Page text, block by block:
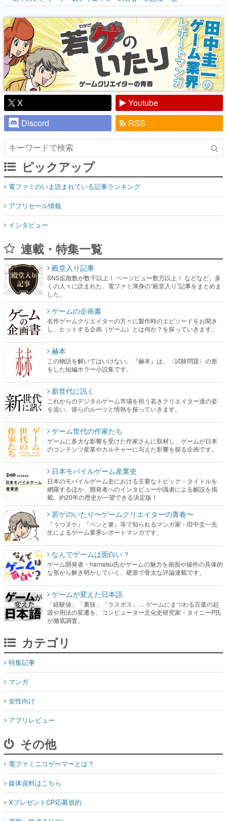
X
Youtube
Discord
RSS
ピックアップ
電ファミのいま読まれている記事ランキング
アプリセール情報
インタビュー
連載・特集一覧
くの人々に読まれた、電ファミ渾身の“殿堂入り”記事をまとめま
した。
ゲームの企画書
名作ゲームクリエイターの方々に製作時のエピソードをお聞き
し、ヒットする企画（ゲーム）とは何か？を探っていきます。
赫本
この物語を解いてはいけない。『赫本』は、〈試験問題〉の形
をした短編ホラー小説集です。
新世代に訊く
これからのデジタルゲーム市場を担う若きクリエイター達の姿
を追い、彼らのルーツと情熱を探っていきます。
ゲーム世代の作家たち
ゲームに多大な影響を受けた作家さんに取材し、ゲームが日本
のコンテンツ産業やカルチャーに与えた影響を探る企画です。
日本モバイルゲーム産業史
日本のモバイルゲーム史における主要なトピック・タイトルを
網羅するほか、開発者へのインタビューや識者による解説を掲
若ゲのいたり〜ゲームクリエイターの青春〜
『うつヌケ』『ペンと箸』等で知られるマンガ家・田中圭一先
生によるゲーム業界レポートマンガです。
なんでゲームは面白い？
ゲーム開発者・hamatsu氏がゲームの魅力を画面や操作の具体的
な形から解き明かしていく、硬派で骨太な評論連載です。
ゲームが変えた日本語
「経験値」「裏技」「ラスボス」… ゲームにまつわる言葉の起
源や用法の変遷を、コンピューター文化史研究家・タイニーP氏
カテゴリ
マンガ
女性向け
アプリレビュー
その他
電ファミニコゲーマーとは？
媒体資料はこちら
XプレゼントCP応募規約
運営：株式会社マレ